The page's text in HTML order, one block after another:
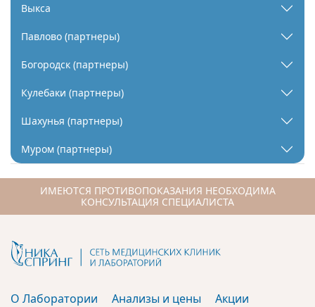
Выкса
Павлово (партнеры)
Богородск (партнеры)
Кулебаки (партнеры)
Шахунья (партнеры)
Муром (партнеры)
ИМЕЮТСЯ ПРОТИВОПОКАЗАНИЯ НЕОБХОДИМА
КОНСУЛЬТАЦИЯ СПЕЦИАЛИСТА
О Лаборатории Анализы и цены
Акции